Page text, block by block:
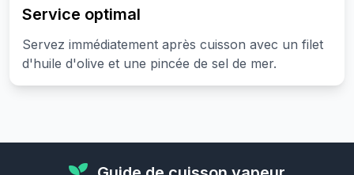
Service optimal
Servez immédiatement après cuisson avec un filet
d'huile d'olive et une pincée de sel de mer.